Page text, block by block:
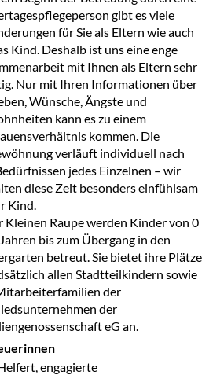
gibt es viele
für Sie als Eltern wie auch
Kind. Deshalb ist uns eine enge
mit Ihnen als Eltern sehr
Nur mit Ihren Informationen über
Wünsche, Ängste und
kann es zu einem
kommen. Die
verläuft individuell nach
jedes Einzelnen – wir
diese Zeit besonders einfühlsam
Kind.
Kleinen Raupe werden Kinder von 0
bis zum Übergang in den
betreut. Sie bietet ihre Plätze
allen Stadtteilkindern sowie
der
der
eG an.
, engagierte